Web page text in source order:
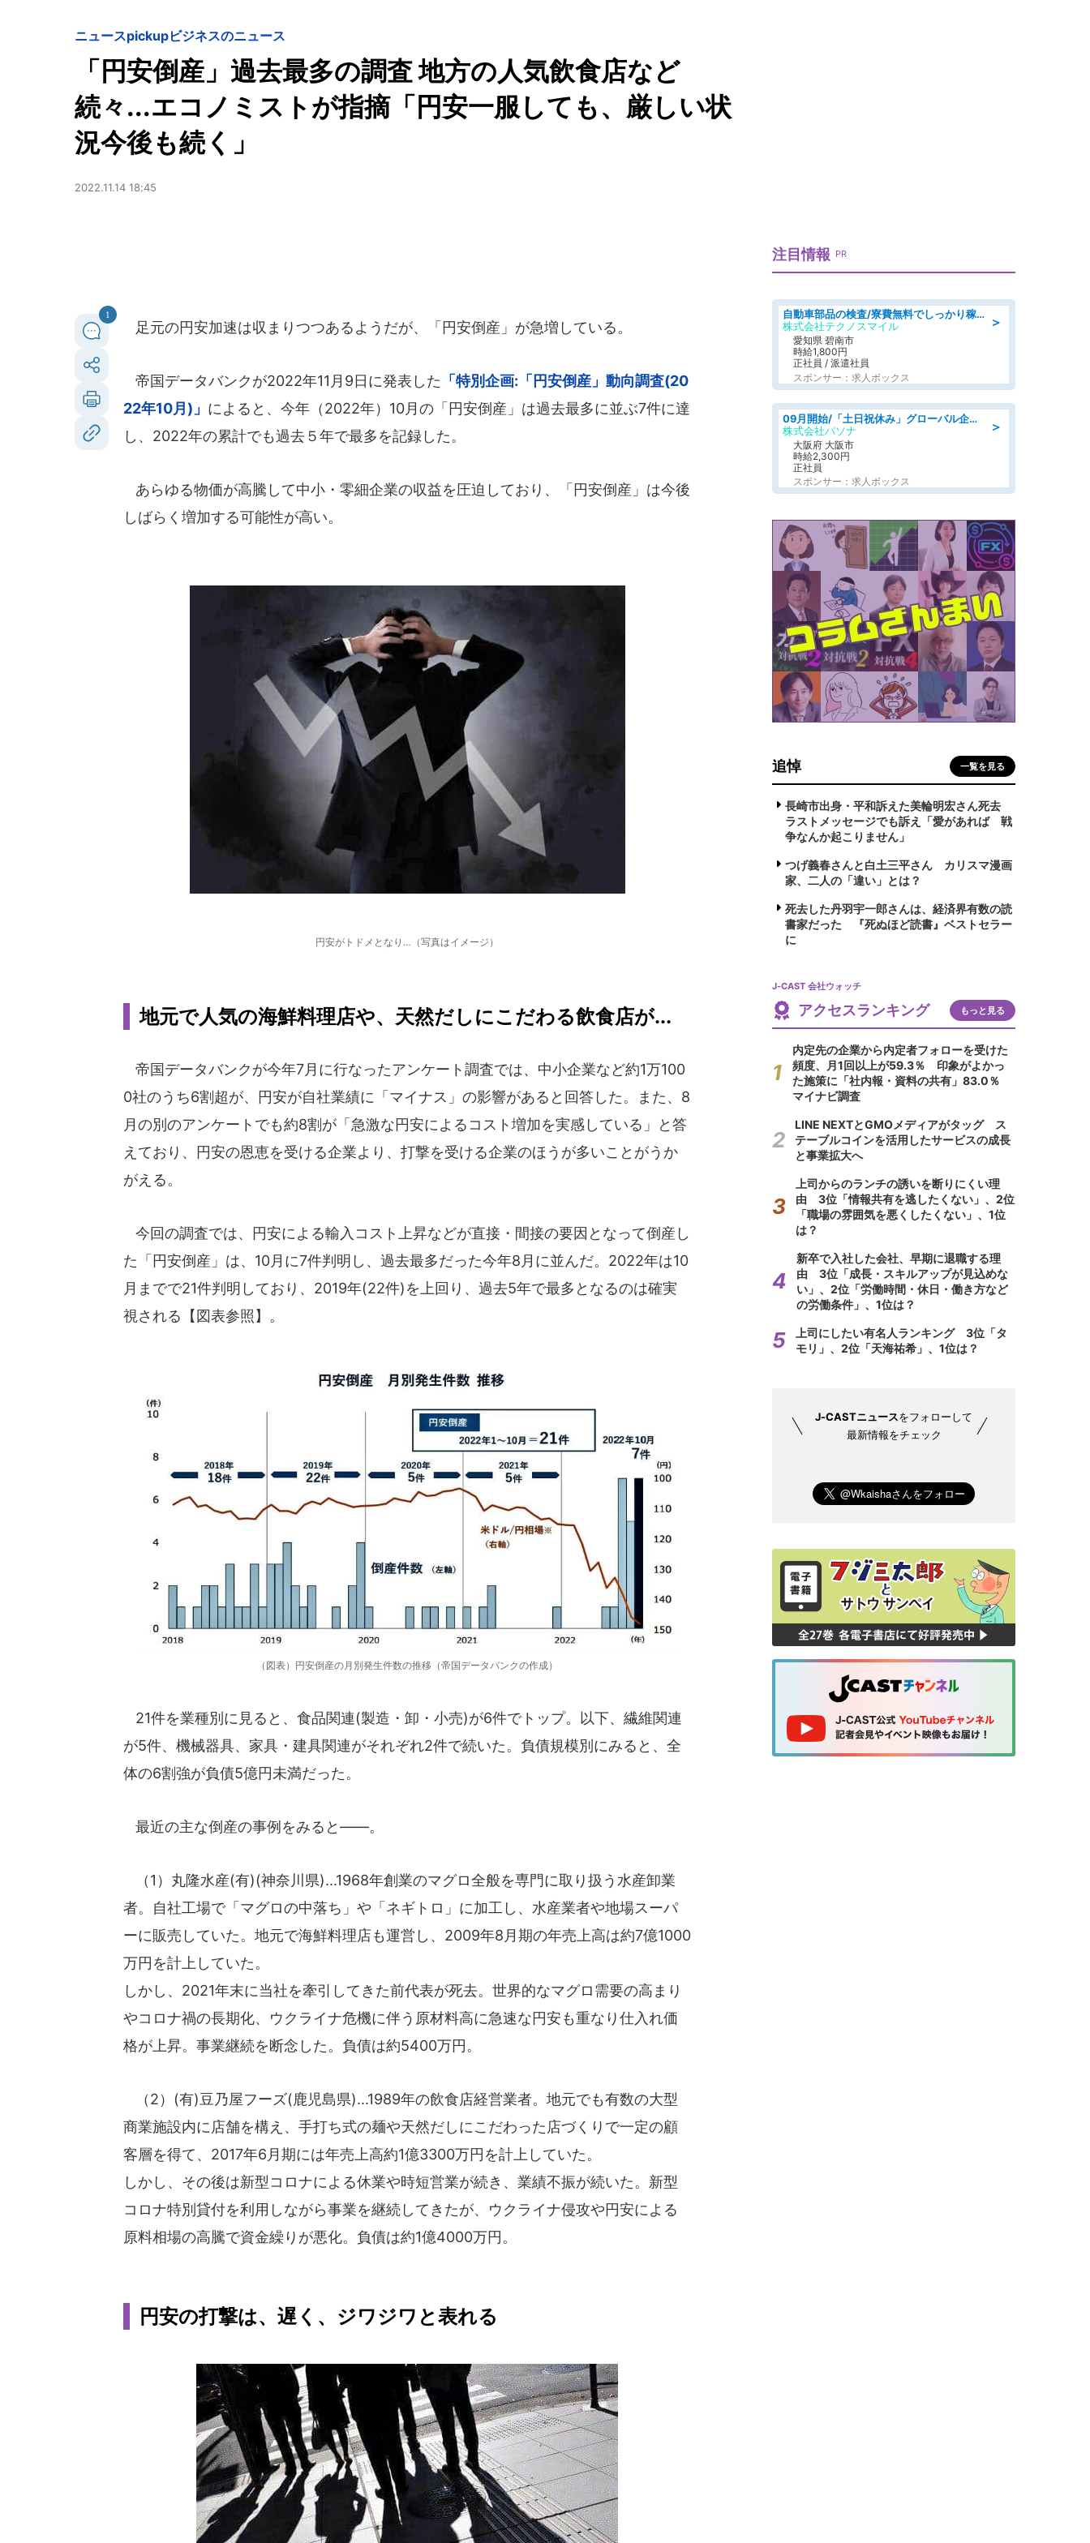
ニュースpickupビジネスのニュース
「円安倒産」過去最多の調査 地方の人気飲食店など
続々...エコノミストが指摘「円安一服しても、厳しい状
況今後も続く」
2022.11.14 18:45
1
足元の円安加速は収まりつつあるようだが、「円安倒産」が急増している。
帝国データバンクが2022年11月9日に発表した 「特別企画:「円安倒産」動向調査(20
22年10月)」 によると、今年（2022年）10月の「円安倒産」は過去最多に並ぶ7件に達
し、2022年の累計でも過去５年で最多を記録した。
あらゆる物価が高騰して中小・零細企業の収益を圧迫しており、「円安倒産」は今後
しばらく増加する可能性が高い。
円安がトドメとなり…（写真はイメージ）
地元で人気の海鮮料理店や、天然だしにこだわる飲食店が...
帝国データバンクが今年7月に行なったアンケート調査では、中小企業など約1万100
0社のうち6割超が、円安が自社業績に「マイナス」の影響があると回答した。また、8
月の別のアンケートでも約8割が「急激な円安によるコスト増加を実感している」と答
えており、円安の恩恵を受ける企業より、打撃を受ける企業のほうが多いことがうか
がえる。
今回の調査では、円安による輸入コスト上昇などが直接・間接の要因となって倒産し
た「円安倒産」は、10月に7件判明し、過去最多だった今年8月に並んだ。2022年は10
月までで21件判明しており、2019年(22件)を上回り、過去5年で最多となるのは確実
視される【図表参照】。
（図表）円安倒産の月別発生件数の推移（帝国データバンクの作成）
21件を業種別に見ると、食品関連(製造・卸・小売)が6件でトップ。以下、繊維関連
が5件、機械器具、家具・建具関連がそれぞれ2件で続いた。負債規模別にみると、全
体の6割強が負債5億円未満だった。
最近の主な倒産の事例をみると――。
（1）丸隆水産(有)(神奈川県)...1968年創業のマグロ全般を専門に取り扱う水産卸業
者。自社工場で「マグロの中落ち」や「ネギトロ」に加工し、水産業者や地場スーパ
ーに販売していた。地元で海鮮料理店も運営し、2009年8月期の年売上高は約7億1000
万円を計上していた。
しかし、2021年末に当社を牽引してきた前代表が死去。世界的なマグロ需要の高まり
やコロナ禍の長期化、ウクライナ危機に伴う原材料高に急速な円安も重なり仕入れ価
格が上昇。事業継続を断念した。負債は約5400万円。
（2）(有)豆乃屋フーズ(鹿児島県)...1989年の飲食店経営業者。地元でも有数の大型
商業施設内に店舗を構え、手打ち式の麺や天然だしにこだわった店づくりで一定の顧
客層を得て、2017年6月期には年売上高約1億3300万円を計上していた。
しかし、その後は新型コロナによる休業や時短営業が続き、業績不振が続いた。新型
コロナ特別貸付を利用しながら事業を継続してきたが、ウクライナ侵攻や円安による
原料相場の高騰で資金繰りが悪化。負債は約1億4000万円。
円安の打撃は、遅く、ジワジワと表れる
注目情報 PR
＞
自動車部品の検査/寮費無料でしっかり稼げる denso aichi
株式会社テクノスマイル
愛知県 碧南市
時給1,800円
正社員 / 派遣社員
スポンサー：求人ボックス
＞
09月開始/「土日祝休み」グローバル企業での産業保健のお仕事/保健師/高時給/残業なし/服装自由
株式会社パソナ
大阪府 大阪市
時給2,300円
正社員
スポンサー：求人ボックス
追悼 一覧を見る
長崎市出身・平和訴えた美輪明宏さん死去
ラストメッセージでも訴え「愛があれば 戦
争なんか起こりません」
つげ義春さんと白土三平さん カリスマ漫画
家、二人の「違い」とは？
死去した丹羽宇一郎さんは、経済界有数の読
書家だった 『死ぬほど読書』ベストセラー
に
J-CAST 会社ウォッチ
アクセスランキング もっと見る
内定先の企業から内定者フォローを受けた
頻度、月1回以上が59.3％ 印象がよかっ
た施策に「社内報・資料の共有」83.0％
マイナビ調査
LINE NEXTとGMOメディアがタッグ ス
テーブルコインを活用したサービスの成長
と事業拡大へ
上司からのランチの誘いを断りにくい理
由 3位「情報共有を逃したくない」、2位
「職場の雰囲気を悪くしたくない」、1位
は？
新卒で入社した会社、早期に退職する理
由 3位「成長・スキルアップが見込めな
い」、2位「労働時間・休日・働き方など
の労働条件」、1位は？
上司にしたい有名人ランキング 3位「タ
モリ」、2位「天海祐希」、1位は？
J-CASTニュースをフォローして
最新情報をチェック